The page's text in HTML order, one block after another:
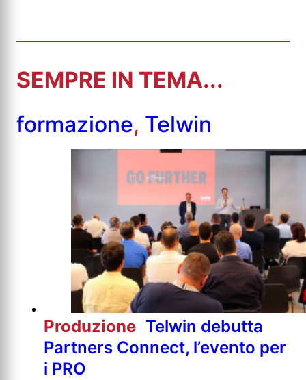
SEMPRE IN TEMA...
formazione, Telwin
Produzione Telwin debutta
Partners Connect, l’evento per
i PRO